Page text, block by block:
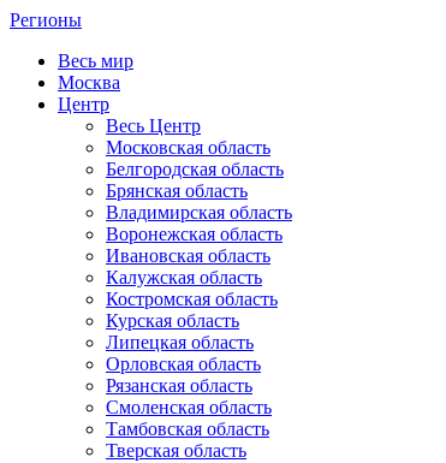
Регионы
Весь мир
Москва
Центр
Весь Центр
Московская область
Белгородская область
Брянская область
Владимирская область
Воронежская область
Ивановская область
Калужская область
Костромская область
Курская область
Липецкая область
Орловская область
Рязанская область
Смоленская область
Тамбовская область
Тверская область